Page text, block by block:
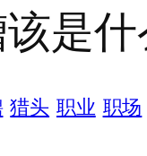
是什
猎头 职业 职场